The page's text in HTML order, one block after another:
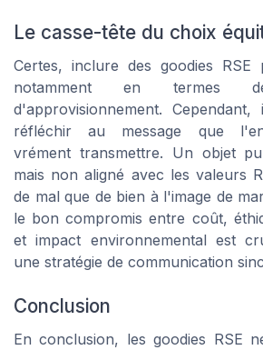
Le casse-tête du choix
Certes, inclure des goodies
notamment en termes
d'approvisionnement.
réfléchir au message que
vrément transmettre. Un objet
mais non aligné avec les valeurs
de mal que de bien à l'image de
le bon compromis entre coût,
et impact environnemental est
une stratégie de communication
Conclusion
En conclusion, les goodies RSE